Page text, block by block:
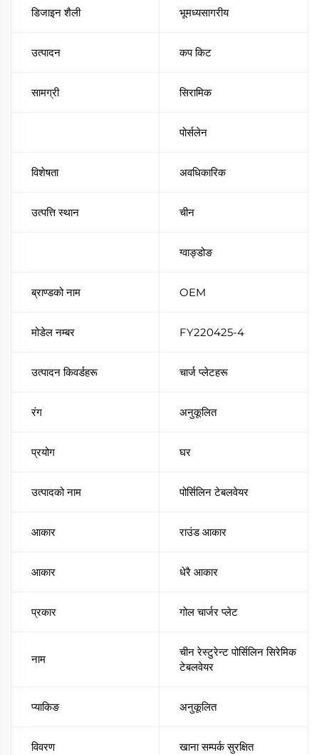
डिजाइन शैली भूमध्यसागरीय
उत्पादन कप किट
सामग्री सिरामिक
पोर्सलेन
विशेषता अवधिकारिक
उत्पत्ति स्थान चीन
ग्वाङ्डोङ
ब्राण्डको नाम OEM
मोडेल नम्बर FY220425-4
उत्पादन किवर्डहरू चार्ज प्लेटहरू
रंग अनुकूलित
प्रयोग घर
उत्पादको नाम पोर्सिलिन टेबलवेयर
आकार राउंड आकार
आकार धेरै आकार
प्रकार गोल चार्जर प्लेट
नाम
चीन रेस्टुरेन्ट पोर्सिलिन सिरेमिक
टेबलवेयर
प्याकिङ अनुकूलित
विवरण खाना सम्पर्क सुरक्षित